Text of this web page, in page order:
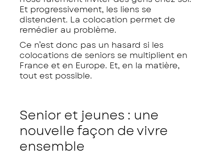
Et progressivement, les liens se
distendent. La colocation permet de
remédier au problème.
Ce n’est donc pas un hasard si les
colocations de seniors se multiplient en
France et en Europe. Et, en la matière,
tout est possible.
Senior et jeunes : une
nouvelle façon de vivre
ensemble